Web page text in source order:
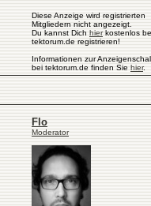
Diese Anzeige wird registrierten
Mitgliedern nicht angezeigt.
Du kannst Dich hierkostenlos
tektorum.de registrieren!
Informationen zur
bei tektorum.de finden Sie hier.
Flo
Moderator